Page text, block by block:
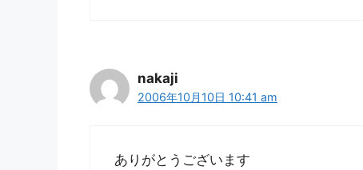
nakaji
2006年10月10日 10:41 am
ありがとうございます